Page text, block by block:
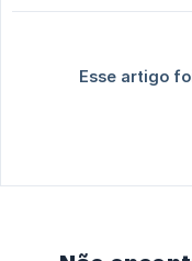
Esse artigo